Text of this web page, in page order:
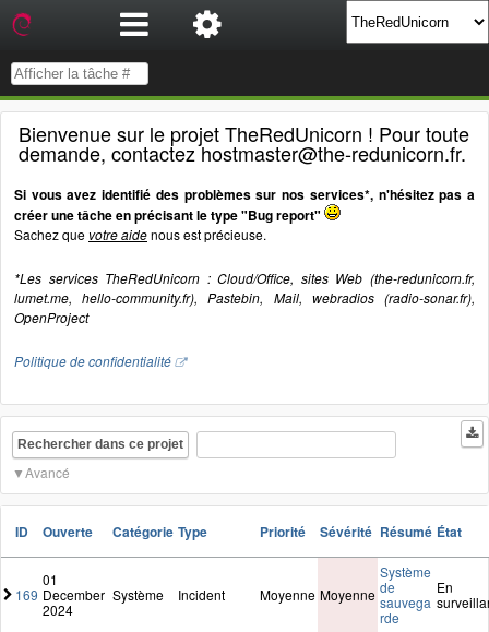
Bienvenue sur le projet TheRedUnicorn ! Pour toute
demande, contactez hostmaster@the-redunicorn.fr.
Si vous avez identifié des problèmes sur nos services*, n'hésitez pas a
créer une tâche en précisant le type "Bug report"
Sachez que votre aidenous est précieuse.
*Les services TheRedUnicorn : Cloud/Office, sites Web (the-redunicorn.fr,
lumet.me, hello-community.fr), Pastebin, Mail, webradios (radio-sonar.fr),
OpenProject
Politique de confidentialité
Rechercher dans ce projet
Avancé
ID Ouverte Catégorie Type Priorité Sévérité Résumé État
169
01
December
2024
Système Incident Moyenne Moyenne
Système
de
sauvega
rde
En